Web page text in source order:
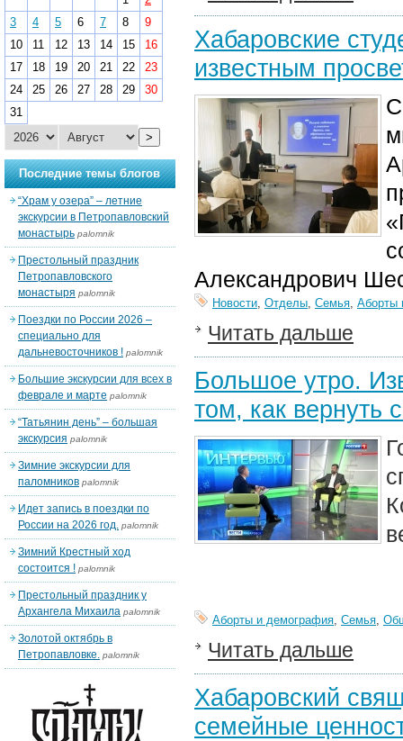
Хабаровские
известным
Александрович
Новости, Отделы, Семья, Аборты
Читать дальше
Большое утро.
том, как вернуть
Аборты и демография, Семья,
Читать дальше
Хабаровский
семейные
3
4 5 6 7 8
9
10
11 12 13 14 15
16
17
18 19 20 21 22
23
24
25 26 27 28 29
30
31
>
Последние темы блогов
“Храм у озера” – летние
экскурсии в Петропавловский
монастырь palomnik
Престольный праздник
Петропавловского
монастыря palomnik
Поездки по России 2026 –
специально для
дальневосточников ! palomnik
Большие экскурсии для всех в
феврале и марте palomnik
“Татьянин день” – большая
экскурсия palomnik
Зимние экскурсии для
паломников palomnik
Идет запись в поездки по
России на 2026 год. palomnik
Зимний Крестный ход
состоится ! palomnik
Престольный праздник у
Архангела Михаила palomnik
Золотой октябрь в
Петропавловке. palomnik